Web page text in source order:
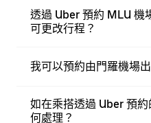
透過 Uber 預約 MLU 機
可更改行程？
我可以預約由門羅機場
如在乘搭透過 Uber 預
何處理？